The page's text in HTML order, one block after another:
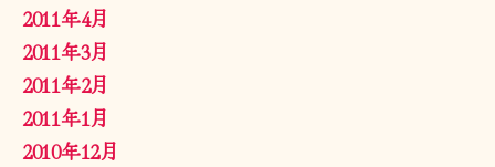
2011年4月
2011年3月
2011年2月
2011年1月
2010年12月